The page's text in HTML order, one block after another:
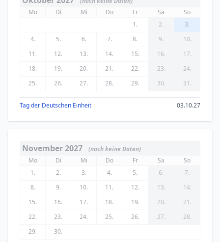
Mo
Di Mi Do Fr Sa
So
1.
2.
3.
4.
5. 6. 7. 8. 9.
10.
11.
12. 13. 14. 15. 16.
17.
18.
19. 20. 21. 22. 23.
24.
25.
26. 27. 28. 29. 30. 31.
Tag der Deutschen Einheit 03.10.27
November 2027
(noch keine Daten)
Mo
Di Mi Do Fr Sa
So
1.
2. 3. 4. 5. 6.
7.
8.
9. 10. 11. 12. 13.
14.
15.
16. 17. 18. 19. 20.
21.
22.
23. 24. 25. 26. 27.
28.
29.
30.